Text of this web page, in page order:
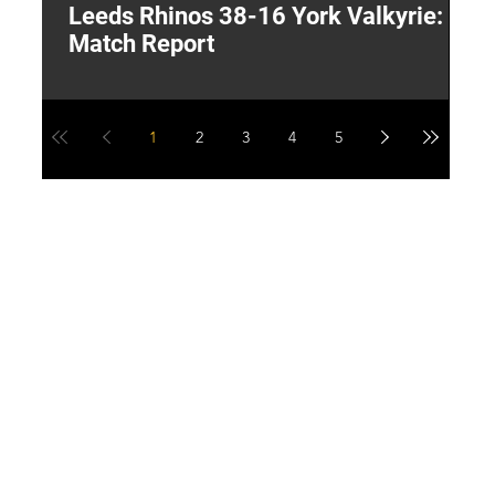
Leeds Rhinos 38-16 York Valkyrie:
Match Report
1 2 3 4 5